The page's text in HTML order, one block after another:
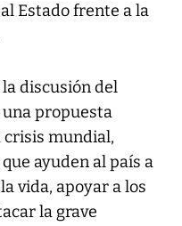
Estado frente a la
discusión del
propuesta
crisis mundial,
ayuden al país a
vida, apoyar a los
la grave